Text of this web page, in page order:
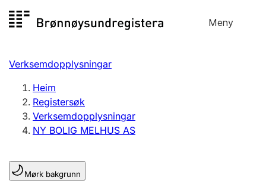
til
Meny
Registersøk
Aksjeselskap
Enkeltpersonføretak
Registrere, endre, slette
Lag og foreining
Verksemdopplysningar
Heim
Registersøk
Verksemdopplysningar
NY BOLIG MELHUS AS
Mørk bakgrunn